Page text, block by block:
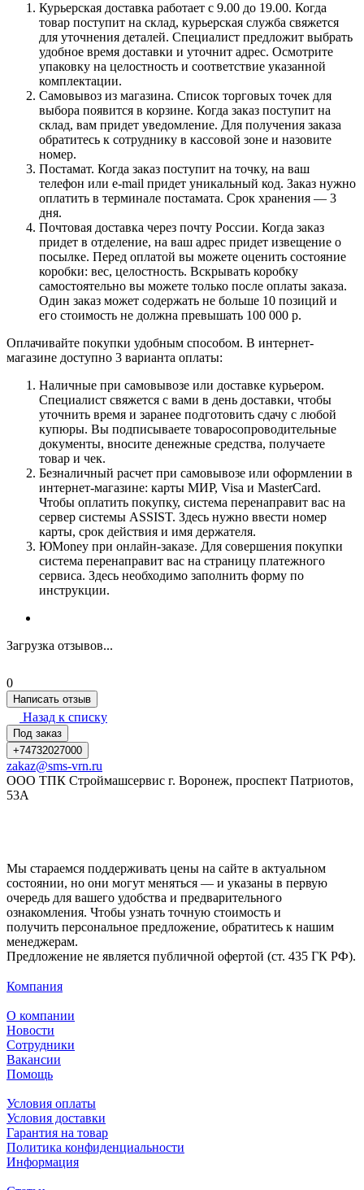
Курьерская доставка работает с 9.00 до 19.00. Когда
товар поступит на склад, курьерская служба свяжется
для уточнения деталей. Специалист предложит выбрать
удобное время доставки и уточнит адрес. Осмотрите
упаковку на целостность и соответствие указанной
комплектации.
Самовывоз из магазина. Список торговых точек для
выбора появится в корзине. Когда заказ поступит на
склад, вам придет уведомление. Для получения заказа
обратитесь к сотруднику в кассовой зоне и назовите
номер.
Постамат. Когда заказ поступит на точку, на ваш
телефон или e-mail придет уникальный код. Заказ нужно
оплатить в терминале постамата. Срок хранения — 3
дня.
Почтовая доставка через почту России. Когда заказ
придет в отделение, на ваш адрес придет извещение о
посылке. Перед оплатой вы можете оценить состояние
коробки: вес, целостность. Вскрывать коробку
самостоятельно вы можете только после оплаты заказа.
Один заказ может содержать не больше 10 позиций и
его стоимость не должна превышать 100 000 р.
Оплачивайте покупки удобным способом. В интернет-
магазине доступно 3 варианта оплаты:
Наличные при самовывозе или доставке курьером.
Специалист свяжется с вами в день доставки, чтобы
уточнить время и заранее подготовить сдачу с любой
купюры. Вы подписываете товаросопроводительные
документы, вносите денежные средства, получаете
товар и чек.
Безналичный расчет при самовывозе или оформлении в
интернет-магазине: карты МИР, Visa и MasterCard.
Чтобы оплатить покупку, система перенаправит вас на
сервер системы ASSIST. Здесь нужно ввести номер
карты, срок действия и имя держателя.
ЮMoney при онлайн-заказе. Для совершения покупки
система перенаправит вас на страницу платежного
сервиса. Здесь необходимо заполнить форму по
инструкции.
Загрузка отзывов...
0
Написать отзыв
Назад к списку
Под заказ
+74732027000
zakaz@sms-vrn.ru
ООО ТПК Строймашсервис г. Воронеж, проспект Патриотов,
53А
Мы стараемся поддерживать цены на сайте в актуальном
состоянии, но они могут меняться — и указаны в первую
очередь для вашего удобства и предварительного
ознакомления. Чтобы узнать точную стоимость и
получить персональное предложение, обратитесь к нашим
менеджерам.
Предложение не является публичной офертой (ст. 435 ГК РФ).
Компания
О компании
Новости
Сотрудники
Вакансии
Помощь
Условия оплаты
Условия доставки
Гарантия на товар
Политика конфиденциальности
Информация